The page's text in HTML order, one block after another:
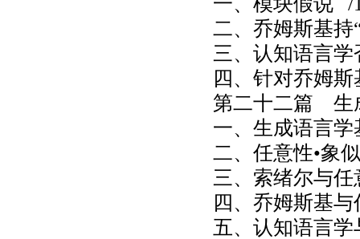
二、乔姆斯基持
三、认知语言学
四、针对乔姆
第二十二篇 生
一、生成语言
二、任意性•象
三、索绪尔与任
四、乔姆斯基与
五、认知语言学